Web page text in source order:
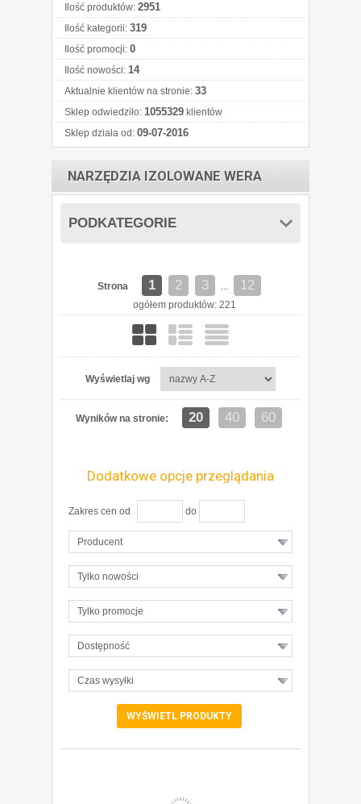
Ilość produktów: 2951
Ilość kategorii: 319
Ilość promocji: 0
Ilość nowości: 14
Aktualnie klientów na stronie: 33
Sklep odwiedziło: 1055329 klientów
Sklep działa od: 09-07-2016
NARZĘDZIA IZOLOWANE WERA
PODKATEGORIE
Strona 1 2 3 ... 12
ogółem produktów: 221
Wyświetlaj wg
Wyników na stronie: 20 40 60
Dodatkowe opcje przeglądania
Zakres cen od do
Producent
Tylko nowości
Tylko promocje
Dostępność
Czas wysyłki
ZOBACZ SZCZEGÓŁY